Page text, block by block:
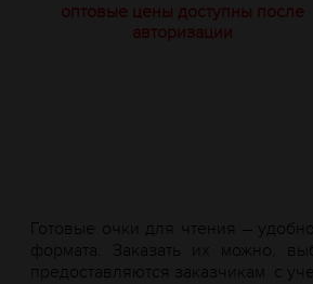
оптовые цены доступны после
авторизации
Готовые очки для чтения –
формата. Заказать их можно,
предоставляются заказчикам
с